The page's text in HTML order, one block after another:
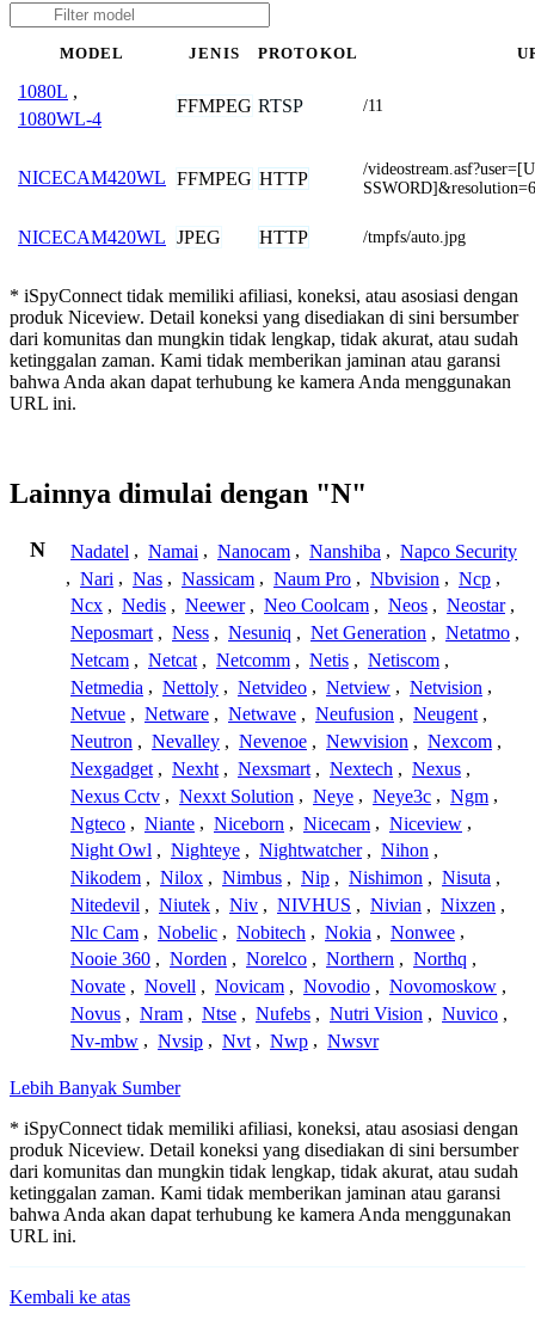
MODEL JENIS PROTOKOL
1080L ,
1080WL-4
FFMPEG RTSP /11
NICECAM420WL FFMPEG HTTP
/
NICECAM420WL JPEG HTTP /tmpfs/auto.jpg
* iSpyConnect tidak memiliki afiliasi, koneksi, atau asosiasi dengan
produk Niceview. Detail koneksi yang disediakan di sini bersumber
dari komunitas dan mungkin tidak lengkap, tidak akurat, atau sudah
ketinggalan zaman. Kami tidak memberikan jaminan atau garansi
bahwa Anda akan dapat terhubung ke kamera Anda menggunakan
URL ini.
Lainnya dimulai dengan "N"
N Nadatel , Namai , Nanocam , Nanshiba , Napco Security
, Nari , Nas , Nassicam , Naum Pro , Nbvision , Ncp ,
Ncx , Nedis , Neewer , Neo Coolcam , Neos , Neostar ,
Neposmart , Ness , Nesuniq , Net Generation , Netatmo ,
Netcam , Netcat , Netcomm , Netis , Netiscom ,
Netmedia , Nettoly , Netvideo , Netview , Netvision ,
Netvue , Netware , Netwave , Neufusion , Neugent ,
Neutron , Nevalley , Nevenoe , Newvision , Nexcom ,
Nexgadget , Nexht , Nexsmart , Nextech , Nexus ,
Nexus Cctv , Nexxt Solution , Neye , Neye3c , Ngm ,
Ngteco , Niante , Niceborn , Nicecam , Niceview ,
Night Owl , Nighteye , Nightwatcher , Nihon ,
Nikodem , Nilox , Nimbus , Nip , Nishimon , Nisuta ,
Nitedevil , Niutek , Niv , NIVHUS , Nivian , Nixzen ,
Nlc Cam , Nobelic , Nobitech , Nokia , Nonwee ,
Nooie 360 , Norden , Norelco , Northern , Northq ,
Novate , Novell , Novicam , Novodio , Novomoskow ,
Novus , Nram , Ntse , Nufebs , Nutri Vision , Nuvico ,
Nv-mbw , Nvsip , Nvt , Nwp , Nwsvr
Lebih Banyak Sumber
* iSpyConnect tidak memiliki afiliasi, koneksi, atau asosiasi dengan
produk Niceview. Detail koneksi yang disediakan di sini bersumber
dari komunitas dan mungkin tidak lengkap, tidak akurat, atau sudah
ketinggalan zaman. Kami tidak memberikan jaminan atau garansi
bahwa Anda akan dapat terhubung ke kamera Anda menggunakan
URL ini.
Kembali ke atas